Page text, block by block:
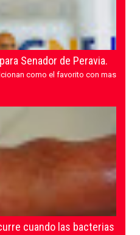
Senador de Peravia.
como el favorito con mas
cuando las bacterias